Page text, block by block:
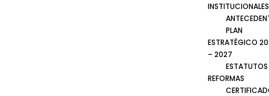
INSTITUCIONALES
PLAN
ESTRATÉGICO
– 2027
ESTATUTOS
REFORMAS